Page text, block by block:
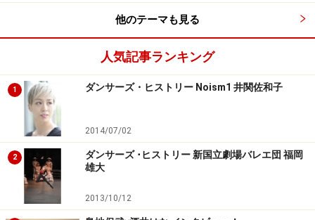
次ページでは、受賞者各人の喜びの声をお届けします！
※記事内容は執筆時点のものです。最新の内容をご確認くださ
他のテーマも見る
人気記事ランキング
1 ダンサーズ・ヒストリー Noism1 井関佐和子
2014/07/02
2
ダンサーズ ･ヒストリー 新国立劇場バレエ団 福岡
雄大
2013/10/12